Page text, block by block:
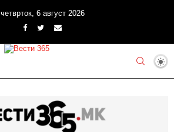
четврток, 6 август 2026